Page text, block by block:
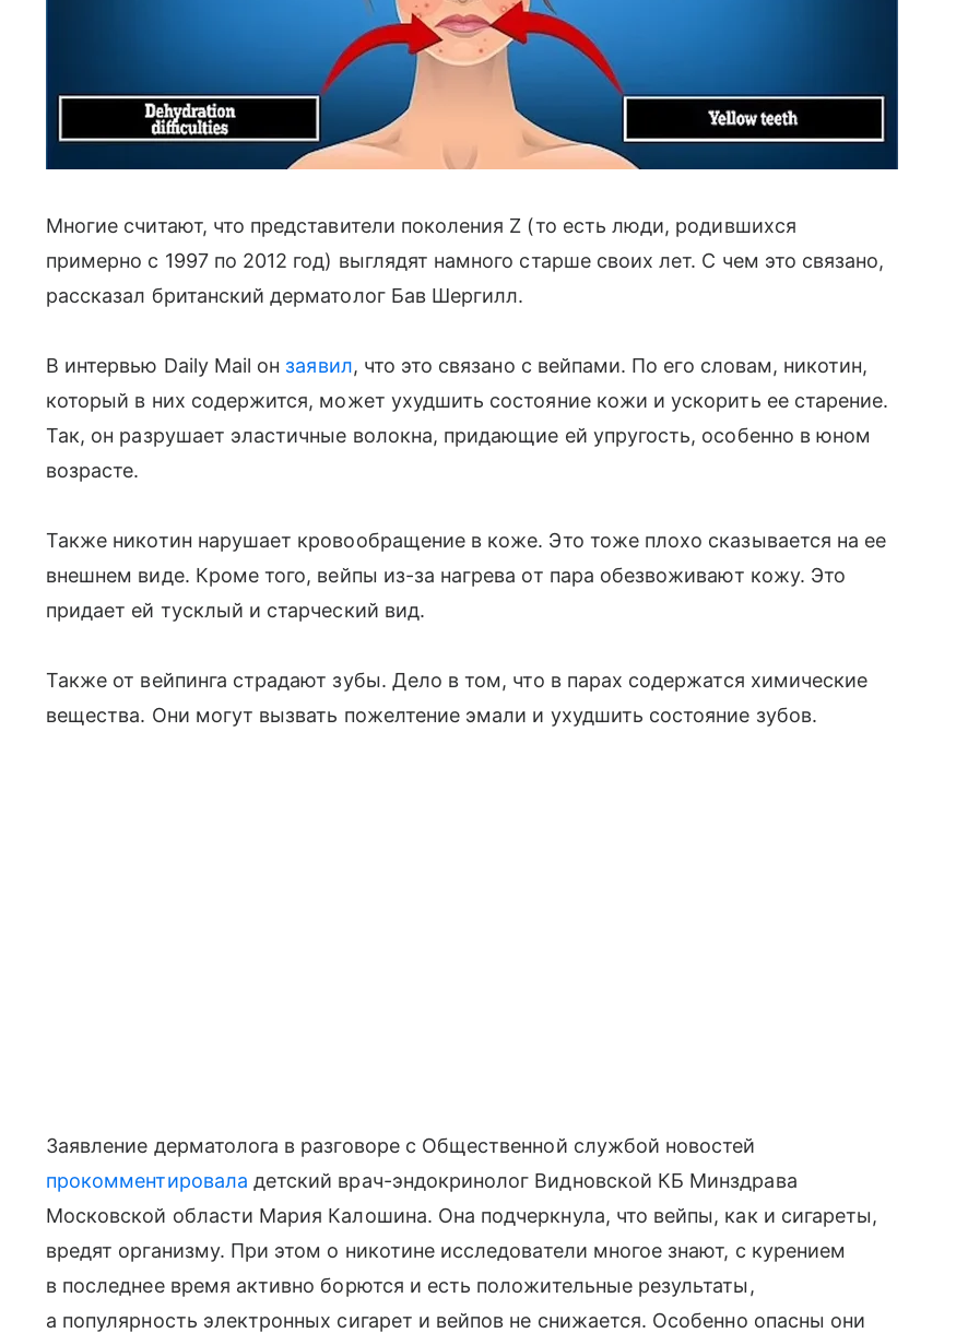
Многие считают, что представители поколения Z (то есть люди, родившихся
примерно с 1997 по 2012 год) выглядят намного старше своих лет. С чем это связано,
рассказал британский дерматолог Бав Шергилл.
В интервью Daily Mail он заявил, что это связано с вейпами. По его словам, никотин,
который в них содержится, может ухудшить состояние кожи и ускорить ее старение.
Так, он разрушает эластичные волокна, придающие ей упругость, особенно в юном
возрасте.
Также никотин нарушает кровообращение в коже. Это тоже плохо сказывается на ее
внешнем виде. Кроме того, вейпы из-за нагрева от пара обезвоживают кожу. Это
придает ей тусклый и старческий вид.
Также от вейпинга страдают зубы. Дело в том, что в парах содержатся химические
вещества. Они могут вызвать пожелтение эмали и ухудшить состояние зубов.
Заявление дерматолога в разговоре с Общественной службой новостей
прокомментировала детский врач-эндокринолог Видновской КБ Минздрава
Московской области Мария Калошина. Она подчеркнула, что вейпы, как и сигареты,
вредят организму. При этом о никотине исследователи многое знают, с курением
в последнее время активно борются и есть положительные результаты,
а популярность электронных сигарет и вейпов не снижается. Особенно опасны они